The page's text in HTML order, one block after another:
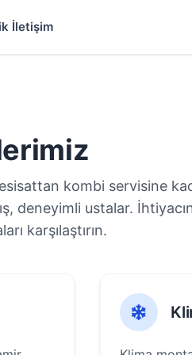
İletişim
kombi servisine
deneyimli ustalar.
karşılaştırın.